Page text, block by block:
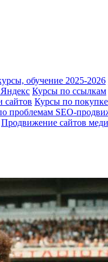
обучение 2025-2026
Курсы по ссылкам
сайтов Курсы по
проблемам SEO-
Продвижение сайтов